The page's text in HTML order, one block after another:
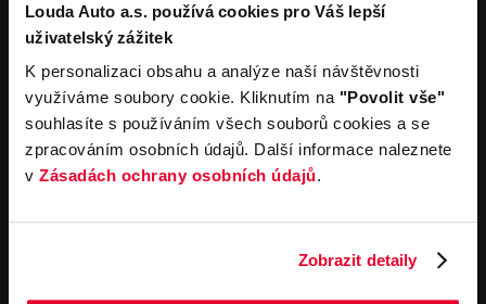
Louda Auto a.s. používá cookies pro Váš lepší
uživatelský zážitek
K personalizaci obsahu a analýze naší návštěvnosti
využíváme soubory cookie. Kliknutím na "Povolit vše"
souhlasíte s používáním všech souborů cookies a se
zpracováním osobních údajů. Další informace naleznete
v Zásadách ochrany osobních údajů.
Zobrazit detaily
Koupit vůz
Koupit nový vůz
Koupit ojetý vůz
Koupit užitkový vůz
Koupit obytný vůz
Prodat vůz
Nezávazně ocenit
Průběh výkupu vozu
Louda Auto+ Poděbrady